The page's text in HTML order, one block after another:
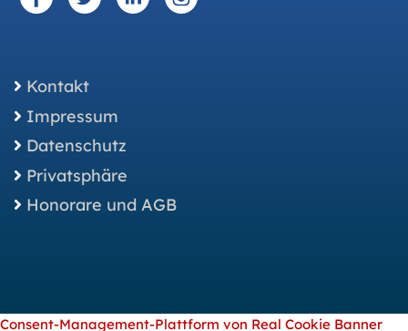
Kontakt
Impressum
Datenschutz
Privatsphäre
Honorare und AGB
Consent-Management-Plattform von Real Cookie Banner